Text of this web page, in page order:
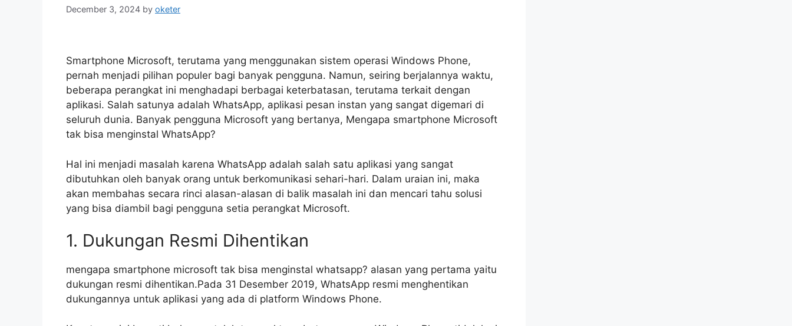
December 3, 2024 by oketer
Smartphone Microsoft, terutama yang menggunakan sistem operasi Windows Phone,
pernah menjadi pilihan populer bagi banyak pengguna. Namun, seiring berjalannya waktu,
beberapa perangkat ini menghadapi berbagai keterbatasan, terutama terkait dengan
aplikasi. Salah satunya adalah WhatsApp, aplikasi pesan instan yang sangat digemari di
seluruh dunia. Banyak pengguna Microsoft yang bertanya, Mengapa smartphone Microsoft
tak bisa menginstal WhatsApp?
Hal ini menjadi masalah karena WhatsApp adalah salah satu aplikasi yang sangat
dibutuhkan oleh banyak orang untuk berkomunikasi sehari-hari. Dalam uraian ini, maka
akan membahas secara rinci alasan-alasan di balik masalah ini dan mencari tahu solusi
yang bisa diambil bagi pengguna setia perangkat Microsoft.
1. Dukungan Resmi Dihentikan
mengapa smartphone microsoft tak bisa menginstal whatsapp? alasan yang pertama yaitu
dukungan resmi dihentikan.Pada 31 Desember 2019, WhatsApp resmi menghentikan
dukungannya untuk aplikasi yang ada di platform Windows Phone.